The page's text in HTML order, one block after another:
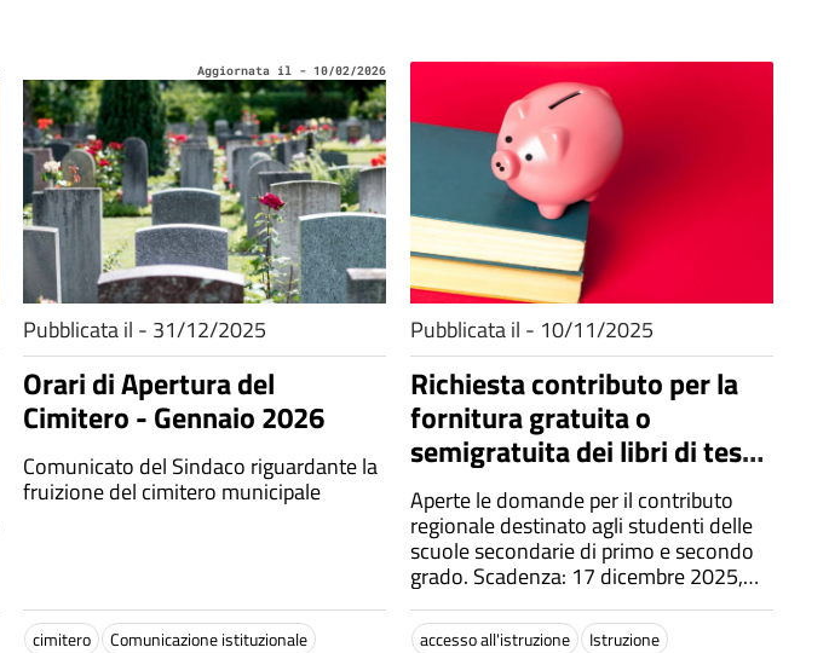
Aggiornata il - 10/02/2026
Pubblicata il - 31/12/2025
Orari di Apertura del
Cimitero - Gennaio 2026
Comunicato del Sindaco riguardante la
fruizione del cimitero municipale
cimitero Comunicazione istituzionale
Pubblicata il - 10/11/2025
Richiesta contributo per la
fornitura gratuita o
semigratuita dei libri di testo
– Anno scolastico
2025/2026
Aperte le domande per il contributo
regionale destinato agli studenti delle
scuole secondarie di primo e secondo
grado. Scadenza: 17 dicembre 2025,
ore 13:00.
accesso all'istruzione Istruzione